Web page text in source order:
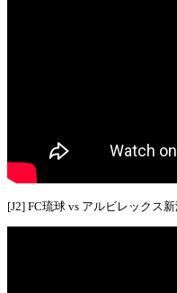
[J2] FC琉球 vs アルビレックス